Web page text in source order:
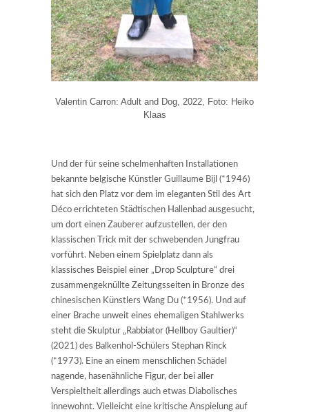
Valentin Carron: Adult and Dog, 2022, Foto: Heiko
Klaas
Und der für seine schelmenhaften Installationen
bekannte belgische Künstler Guillaume Bijl (*1946)
hat sich den Platz vor dem im eleganten Stil des Art
Déco errichteten Städtischen Hallenbad ausgesucht,
um dort einen Zauberer aufzustellen, der den
klassischen Trick mit der schwebenden Jungfrau
vorführt. Neben einem Spielplatz dann als
klassisches Beispiel einer „Drop Sculpture“ drei
zusammengeknüllte Zeitungsseiten in Bronze des
chinesischen Künstlers Wang Du (*1956). Und auf
einer Brache unweit eines ehemaligen Stahlwerks
steht die Skulptur „Rabbiator (Hellboy Gaultier)“
(2021) des Balkenhol-Schülers Stephan Rinck
(*1973). Eine an einem menschlichen Schädel
nagende, hasenähnliche Figur, der bei aller
Verspieltheit allerdings auch etwas Diabolisches
innewohnt. Vielleicht eine kritische Anspielung auf